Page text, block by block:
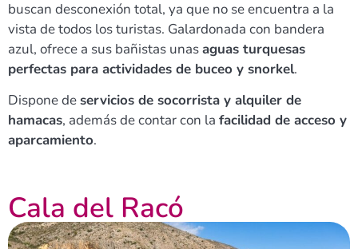
buscan desconexión total, ya que no se encuentra a la
vista de todos los turistas. Galardonada con bandera
azul, ofrece a sus bañistas unasaguas turquesas
perfectas para actividades de buceo y snorkel.
Dispone deservicios de socorrista y alquiler de
hamacas, además de contar con la facilidad de acceso y
aparcamiento.
Cala del Racó